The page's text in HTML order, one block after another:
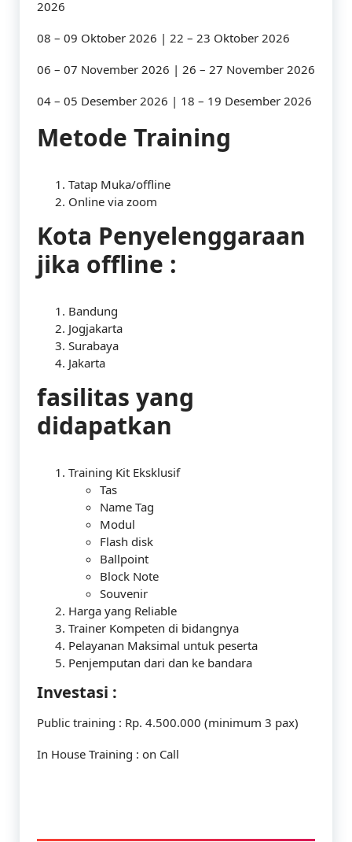
2026
08 – 09 Oktober 2026 | 22 – 23 Oktober 2026
06 – 07 November 2026 | 26 – 27 November 2026
04 – 05 Desember 2026 | 18 – 19 Desember 2026
Metode Training
Tatap Muka/offline
Online via zoom
Kota Penyelenggaraan
jika offline :
Bandung
Jogjakarta
Surabaya
Jakarta
fasilitas yang
didapatkan
Training Kit Eksklusif
Tas
Name Tag
Modul
Flash disk
Ballpoint
Block Note
Souvenir
Harga yang Reliable
Trainer Kompeten di bidangnya
Pelayanan Maksimal untuk peserta
Penjemputan dari dan ke bandara
Investasi :
Public training : Rp. 4.500.000 (minimum 3 pax)
In House Training : on Call